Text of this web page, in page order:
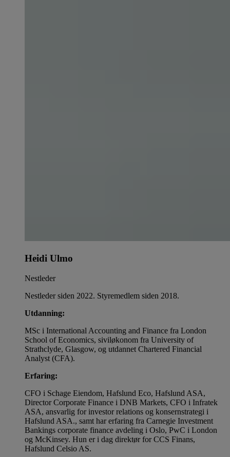
Heidi Ulmo
Nestleder
Nestleder siden 2022. Styremedlem siden 2018.
Utdanning:
MSc i International Accounting and Finance fra London
School of Economics, siviløkonom fra University of
Strathclyde, Glasgow, og utdannet Chartered Financial
Analyst (CFA).
Erfaring:
CFO i Schage Eiendom, Hafslund Eco, Hafslund ASA,
Director Corporate Finance i DNB Markets, CFO i Infratek
ASA, ansvarlig for investor relations og konsernstrategi i
Hafslund ASA., samt har erfaring fra Carnegie Investment
Bankings corporate finance avdeling i Oslo, PwC i London
og McKinsey. Hun er i dag direktør for CCS Finans,
Hafslund Celsio AS.